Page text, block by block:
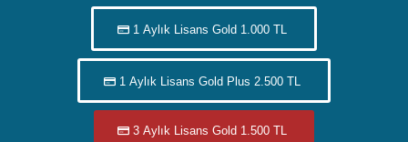
1 Aylık Lisans Gold 1.000 TL
1 Aylık Lisans Gold Plus 2.500 TL
3 Aylık Lisans Gold 1.500 TL